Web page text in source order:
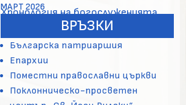
МАРТ 2026
Хронология на богослуженията
ВРЪЗКИ
Българска патриаршия
Епархии
Поместни православни църкви
Поклонническо-просветен